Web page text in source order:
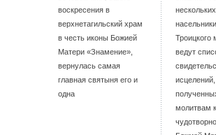
воскресения в
верхнетагильский храм
в честь иконы Божией
Матери «Знамение»,
вернулась самая
главная святыня его и
одна
Троицкого
ведут
исцелений,
молитвам